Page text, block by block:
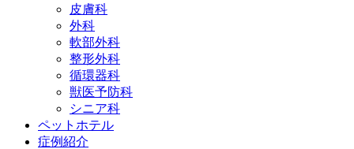
皮膚科
外科
軟部外科
整形外科
循環器科
獣医予防科
シニア科
ペットホテル
症例紹介